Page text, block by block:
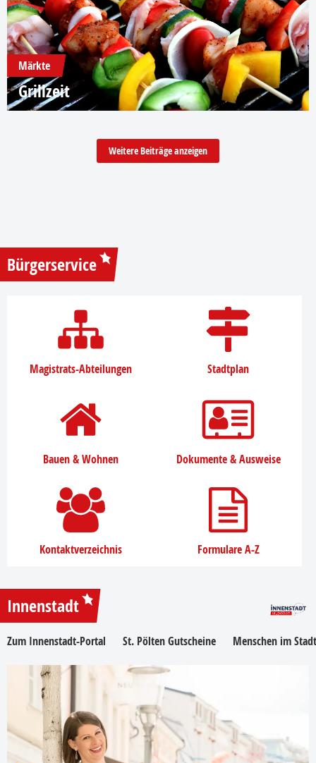
Märkte
Grillzeit
Weitere Beiträge anzeigen
Bürgerservice
Magistrats-Abteilungen Stadtplan
Bauen & Wohnen Dokumente & Ausweise
Kontaktverzeichnis Formulare A-Z
Innenstadt
Zum Innenstadt-Portal St. Pölten Gutscheine Menschen im